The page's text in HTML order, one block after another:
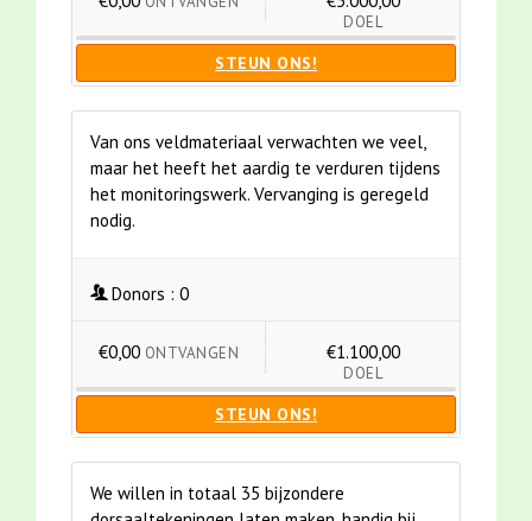
DOEL
STEUN ONS!
Van ons veldmateriaal verwachten we veel,
maar het heeft het aardig te verduren tijdens
het monitoringswerk. Vervanging is geregeld
nodig.
Donors : 0
€0,00 ONTVANGEN €1.100,00
DOEL
STEUN ONS!
We willen in totaal 35 bijzondere